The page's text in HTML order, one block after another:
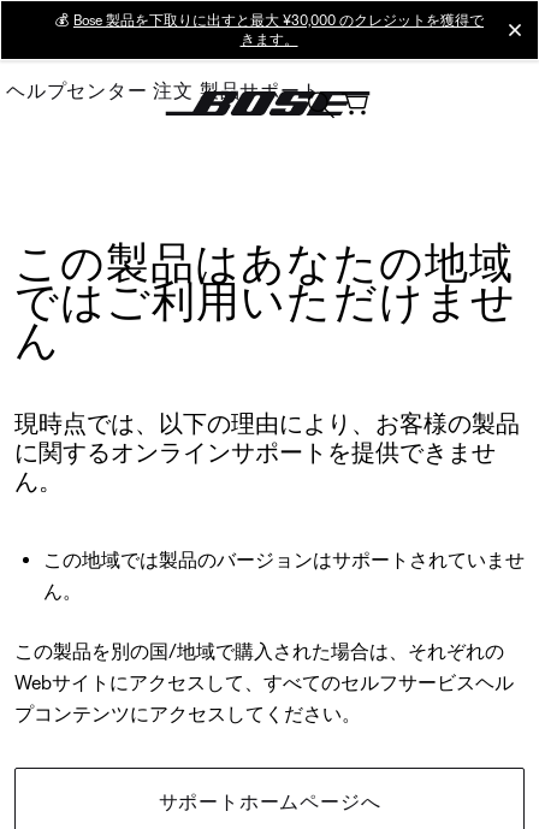
Main
💰 Bose 製品を下取りに出すと最大 ¥30,000 のクレジットを獲得で
きます。
ヘルプセンター 注文 製品サポート
この製品はあなたの地域
ではご利用いただけませ
ん
現時点では、以下の理由により、お客様の製品
に関するオンラインサポートを提供できませ
ん。
この地域では製品のバージョンはサポートされていませ
ん。
この製品を別の国/地域で購入された場合は、それぞれの
Webサイトにアクセスして、すべてのセルフサービスヘル
プコンテンツにアクセスしてください。
サポートホームページへ